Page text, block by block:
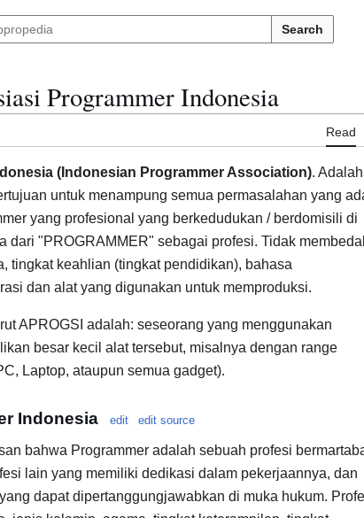
Search
Programmer Indonesia
Read
(Indonesian Programmer Association). Adalah
untuk menampung semua permasalahan yang
yang profesional yang berkedudukan / berdomisili di
dari "PROGRAMMER" sebagai profesi. Tidak
tingkat keahlian (tingkat pendidikan), bahasa
dan alat yang digunakan untuk memproduksi.
APROGSI adalah: seseorang yang menggunakan
besar kecil alat tersebut, misalnya dengan range
Laptop, ataupun semua gadget).
Indonesia edit edit source
bahwa Programmer adalah sebuah profesi
lain yang memiliki dedikasi dalam pekerjaannya, dan
dapat dipertanggungjawabkan di muka hukum.